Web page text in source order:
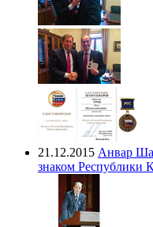
21.12.2015 Анвар
знаком Республики